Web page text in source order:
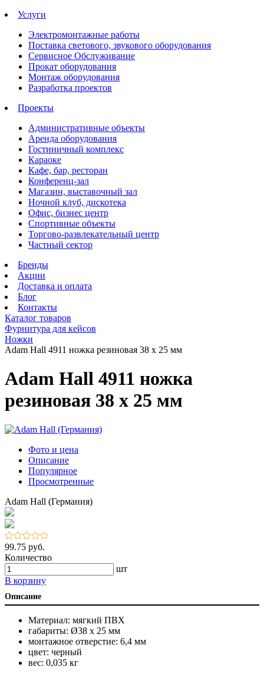
Услуги
Электромонтажные работы
Поставка светового, звукового оборудования
Сервисное Обслуживание
Прокат оборудования
Монтаж оборудования
Разработка проектов
Проекты
Административные объекты
Аренда оборудования
Гостиничный комплекс
Караоке
Кафе, бар, ресторан
Конференц-зал
Магазин, выставочный зал
Ночной клуб, дискотека
Офис, бизнес центр
Спортивные объекты
Торгово-развлекательный центр
Частный сектор
Бренды
Акции
Доставка и оплата
Блог
Контакты
Каталог товаров
Фурнитура для кейсов
Ножки
Adam Hall 4911 ножка резиновая 38 х 25 мм
Adam Hall 4911 ножка
резиновая 38 х 25 мм
Фото и цена
Описание
Популярное
Просмотренные
Adam Hall (Германия)
99.75 руб.
Количество
шт
В корзину
Описание
Материал: мягкий ПВХ
габариты: Ø38 x 25 мм
монтажное отверстие: 6,4 мм
цвет: черный
вес: 0,035 кг